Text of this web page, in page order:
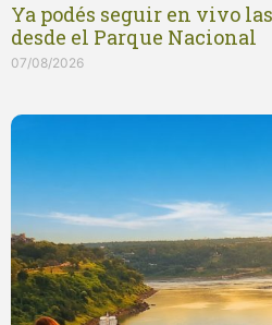
Ya podés seguir en vivo
desde el Parque Nacional
07/08/2026